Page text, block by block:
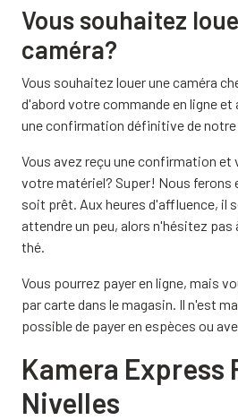
Vous souhaitez
caméra?
Vous souhaitez louer une caméra
d'abord votre commande en ligne
une confirmation définitive de
Vous avez reçu une confirmation et
votre matériel? Super! Nous ferons
soit prêt. Aux heures d'affluence, il
attendre un peu, alors n'hésitez pas
thé.
Vous pourrez payer en ligne, mais
par carte dans le magasin. Il n'est
possible de payer en espèces ou
Kamera Express
Nivelles